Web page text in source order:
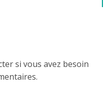
si vous avez besoin